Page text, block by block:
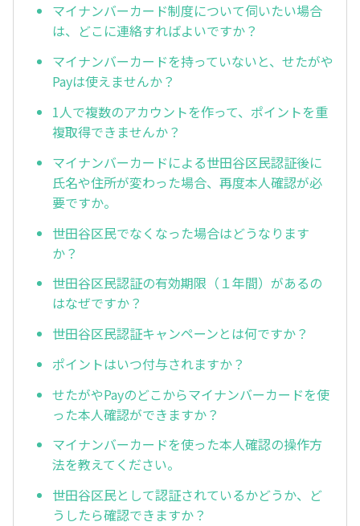
マイナンバーカード制度について伺いたい場合
は、どこに連絡すればよいですか？
マイナンバーカードを持っていないと、せたがや
Payは使えませんか？
1人で複数のアカウントを作って、ポイントを重
複取得できませんか？
マイナンバーカードによる世田谷区民認証後に
氏名や住所が変わった場合、再度本人確認が必
要ですか。
世田谷区民でなくなった場合はどうなります
か？
世田谷区民認証の有効期限（１年間）があるの
はなぜですか？
世田谷区民認証キャンペーンとは何ですか？
ポイントはいつ付与されますか？
せたがやPayのどこからマイナンバーカードを使
った本人確認ができますか？
マイナンバーカードを使った本人確認の操作方
法を教えてください。
世田谷区民として認証されているかどうか、ど
うしたら確認できますか？